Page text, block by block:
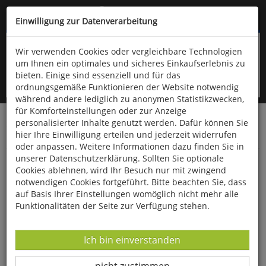
Kompletten Head der Seite überspringen
oder (06766) 9323-960
Startseite Haushalt & Garten
Garten
Samen & Pflanzen
Jiaogulan »Pflanze der Unsterblichkeit« -
Samen
Einwilligung zur Datenverarbeitung
Wir verwenden Cookies oder vergleichbare Technologien
um Ihnen ein optimales und sicheres Einkaufserlebnis zu
bieten. Einige sind essenziell und für das
ordnungsgemäße Funktionieren der Website notwendig
während andere lediglich zu anonymen Statistikzwecken,
für Komforteinstellungen oder zur Anzeige
personalisierter Inhalte genutzt werden. Dafür können Sie
hier Ihre Einwilligung erteilen und jederzeit widerrufen
oder anpassen. Weitere Informationen dazu finden Sie in
unserer Datenschutzerklärung. Sollten Sie optionale
Cookies ablehnen, wird Ihr Besuch nur mit zwingend
notwendigen Cookies fortgeführt. Bitte beachten Sie, dass
auf Basis Ihrer Einstellungen womöglich nicht mehr alle
Funktionalitäten der Seite zur Verfügung stehen.
Datenverarbeitung -
Ich bin einverstanden